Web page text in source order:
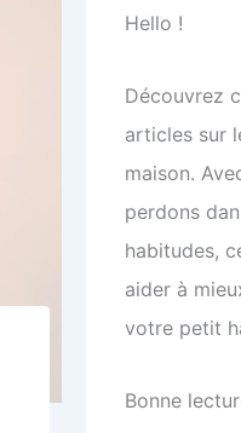
Hello !
Découvrez
articles sur
maison.
perdons
habitudes,
aider à
votre petit
Bonne